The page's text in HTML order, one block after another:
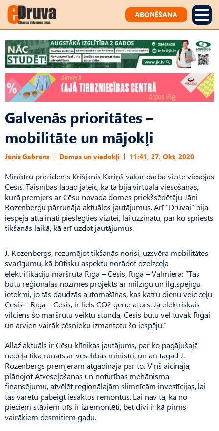
ABONĒŠANA
Galvenās prioritātes –
mobilitāte un mājokļi
Jānis Gabrāns Domas un viedokļi 11:41, 27. Okt, 2020
Ministru prezidents Krišjānis Kariņš vakar darba vizītē viesojās
Cēsīs. Taisnības labad jāteic, ka tā bija virtuāla viesošanās,
kurā premjers ar Cēsu novada domes priekšsēdētāju Jāni
Rozenbergu pārrunāja aktuālos jautājumus. Arī “Druvai” bija
iespēja attālināti pieslēgties vizītei, lai uzzinātu, par ko spriests
tikšanās laikā, kā arī uzdot jautājumus.
J. Rozenbergs, rezumējot tikšanās norisi, uzsvēra mobilitātes
svarīgumu, kā būtisku aspektu norādot dzelzceļa
elektrifikāciju maršrutā Rīga – Cēsis, Rīga – Valmiera: “Tas
būtu reģionālās nozīmes projekts ar milzīgu un ilgtspējīgu
ietekmi, jo tās daudzās automašīnas, kas katru dienu veic ceļu
Cēsis – Rīga – Cēsis, ir liels CO2 ģenerators. Ja elektriskais
vilciens šo maršrutu veiktu stundā, Cēsis būtu vēl tuvāk Rīgai
un arvien vairāk cēsnieku izmantotu šo iespēju.”
Allaž aktuāls ir Cēsu klīnikas jautājums, par ko pagājušajā
nedēļā tika runāts ar veselības ministri, un arī tagad J.
Rozenbergs premjeram atgādināja par to. Viņš aicināja,
plānojot Atveseļo­šanas un noturības mehānisma
finansējumu, atvēlēt reģionālajām slimnīcām investīcijas, lai
tās varētu pabeigt iesāktos remontus. Lai nav tā, ka no
pieciem stāviem trīs ir izremontēti, bet divi ir kā pirms
vairākiem desmitiem gadu.